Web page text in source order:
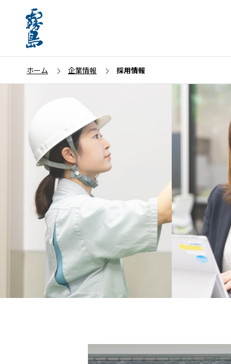
ホーム 企業情報 採用情報